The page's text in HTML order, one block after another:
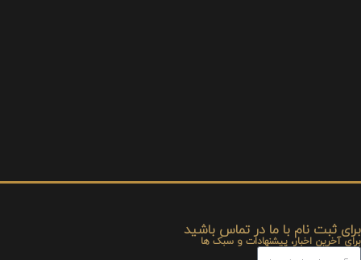
برای ثبت نام با ما در تماس باشید
برای آخرین اخبار، پیشنهادات و سبک ها